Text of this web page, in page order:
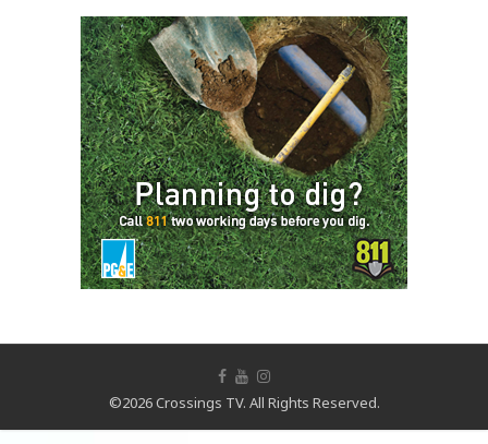
©2026 Crossings TV. All Rights Reserved.